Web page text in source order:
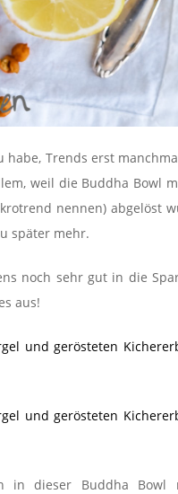
habe, Trends erst
weil die Buddha Bowl
nennen) abgelöst
später mehr.
noch sehr gut in die
aus!
in dieser Buddha Bowl